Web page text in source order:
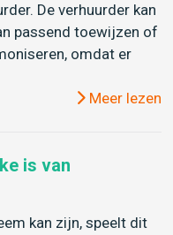
De verhuurder kan
passend toewijzen of
omdat er
Meer lezen
is van
kan zijn, speelt dit